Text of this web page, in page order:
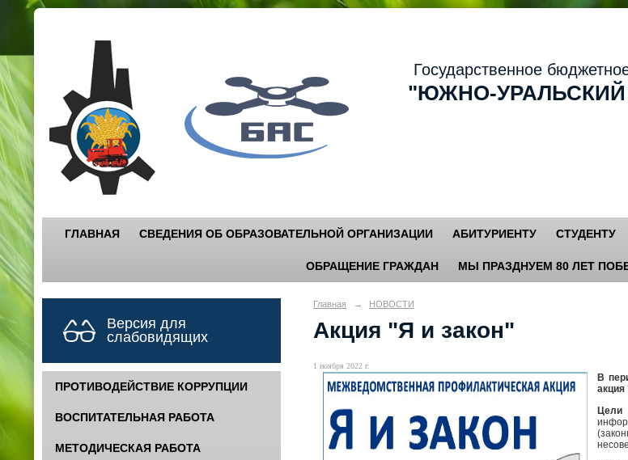
Государственное бюджетное
"ЮЖНО-УРАЛЬСКИЙ
ГЛАВНАЯ СВЕДЕНИЯ ОБ ОБРАЗОВАТЕЛЬНОЙ ОРГАНИЗАЦИИ АБИТУРИЕНТУ СТУДЕНТУ
ОБРАЩЕНИЕ ГРАЖДАН МЫ ПРАЗДНУЕМ 80 ЛЕТ
Версия для
слабовидящих
ПРОТИВОДЕЙСТВИЕ КОРРУПЦИИ
ВОСПИТАТЕЛЬНАЯ РАБОТА
МЕТОДИЧЕСКАЯ РАБОТА
Главная → НОВОСТИ
Акция "Я и закон"
1 ноября 2022 г.
В
акция